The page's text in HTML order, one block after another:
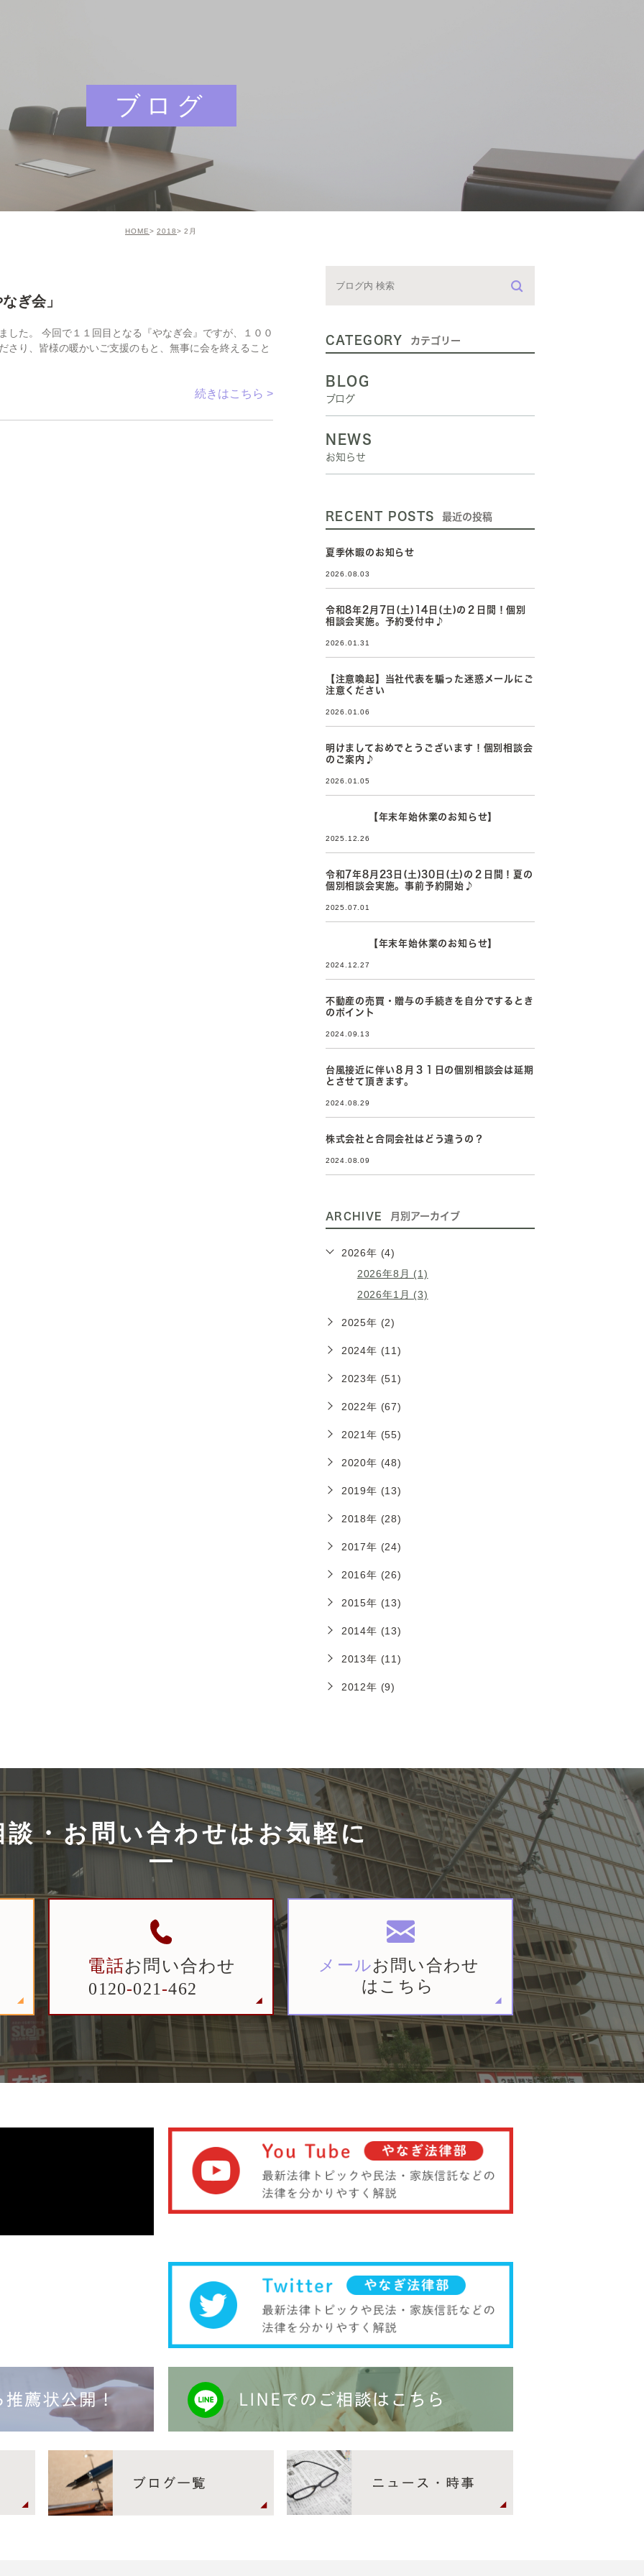
ブログ
HOME 2018 2月
ぎ会」
した。 今回で１１回目となる『やなぎ会』ですが、１００
さり、皆様の暖かいご支援のもと、無事に会を終えること
続きはこちら >
CATEGORY カテゴリー
BLOG
ブログ
NEWS
お知らせ
RECENT POSTS 最近の投稿
夏季休暇のお知らせ
2026.08.03
令和8年2月7日(土)14日(土)の２日間！個別
相談会実施。予約受付中♪
2026.01.31
【注意喚起】当社代表を騙った迷惑メールにご
注意ください
2026.01.06
明けましておめでとうございます！個別相談会
のご案内♪
2026.01.05
【年末年始休業のお知らせ】
2025.12.26
令和7年8月23日(土)30日(土)の２日間！夏の
個別相談会実施。事前予約開始♪
2025.07.01
【年末年始休業のお知らせ】
2024.12.27
不動産の売買・贈与の手続きを自分でするとき
のポイント
2024.09.13
台風接近に伴い８月３１日の個別相談会は延期
とさせて頂きます。
2024.08.29
株式会社と合同会社はどう違うの？
2024.08.09
ARCHIVE 月別アーカイブ
2026年 (4)
2026年8月 (1)
2026年1月 (3)
2025年 (2)
2024年 (11)
2023年 (51)
2022年 (67)
2021年 (55)
2020年 (48)
2019年 (13)
2018年 (28)
2017年 (24)
2016年 (26)
2015年 (13)
2014年 (13)
2013年 (11)
2012年 (9)
談・お問い合わせはお気軽に